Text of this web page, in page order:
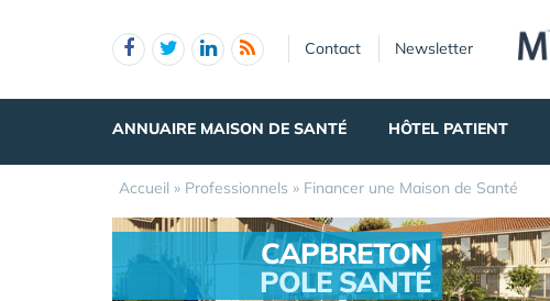
Contact Newsletter
ANNUAIRE MAISON DE SANTÉ HÔTEL PATIENT
Accueil » Professionnels » Financer une Maison de Santé
CAPBRETON
POLE SANTÉ